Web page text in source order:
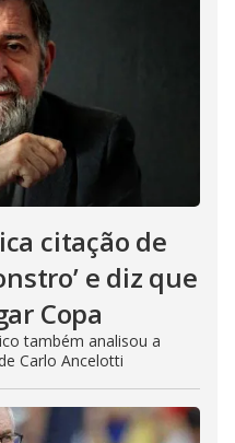
citação de
e diz que
Copa
também analisou a
Carlo Ancelotti